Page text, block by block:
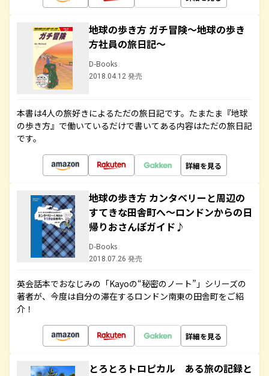
地球の歩き方 ガチ冒険～地球の歩き
方社員の旅日記～
D-Books
2018.04.12 発売
本書は4人の旅好きによるただの旅日記です。たまたま『地球
の歩き方』で働いているだけで書いてある内容はただの旅日記
です。
詳細を見る
地球の歩き方 カンタベリーと周辺の
すてきな田舎町へ～ロンドンからの日
帰りおさんぽガイド♪
D-Books
2018.07.26 発売
英会話本でおなじみの「Kayoの“秘密のノート”」シリーズの
著者が、今度は自分の滞在するロンドン南東の田舎町をご紹
介！
詳細を見る
とろとろトロピカル ある旅の記録と